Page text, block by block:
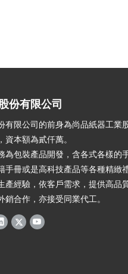
份有限公司
有限公司的前身為尚品紙器工業
資本額為貳仟萬。
為包裝產品開發，含各式各樣的
手冊或是高科技產品等各種精緻
產經驗，依客戶需求，提供高品
銷合作，亦接受同業代工。